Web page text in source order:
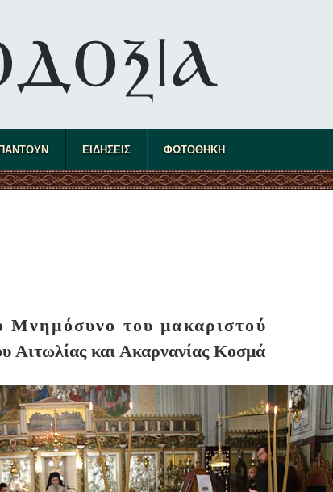
ΕΙΔΗΣΕΙΣ ΦΩΤΟΘΗΚΗ
Μνημόσυνο του μακαριστού
Αιτωλίας και Ακαρνανίας Κοσμά